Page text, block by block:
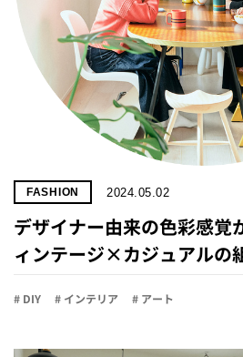
FASHION 2024.05.02
デザイナー由来の色彩感覚
ィンテージ×カジュアルの
# DIY # インテリア # アート